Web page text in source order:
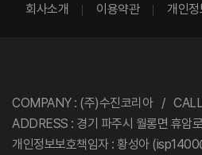
회사소개 이용약관 개인
COMPANY : (주)수진코리아 /
ADDRESS : 경기 파주시 월롱면 휴
개인정보보호책임자 : 황성아